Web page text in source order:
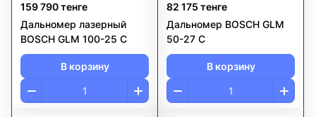
159 790 тенге
Дальномер лазерный
BOSCH GLM 100-25 C
В корзину
82 175 тенге
Дальномер BOSCH GLM
50-27 C
В корзину